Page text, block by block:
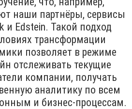
наши партнёры, сервисы
и Edstein. Такой подход
трансформации
позволяет в режиме
отслеживать текущие
компании, получать
аналитику по всем
и бизнес-процессам.